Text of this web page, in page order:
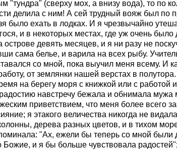
"тундра" (сверху мох, а внизу вода), то по
делила с ним! А сей трудный вояж был по
было ехать в лодках. И я чрезвычайно
и в некоторых местах, где уж очень
девять месяцев, и я ни разу не
сама белье, и варила на всех рыбу.
со мной, пока выучил меня всему. И
от землянки нашей верстах в
на берегу моря с книжкой или с работой
навстречу бежала и обнимала мужа
приветствием, что меня более всего
я этакого величества никогда не
дерева разных цветов, и в тихом
"Ах, ежели бы теперь со мной были
Божие, и я бы больше чувствовала